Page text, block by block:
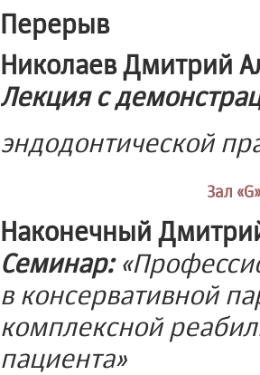
Перерыв
Николаев Дмитрий
Лекция с
эндодонтической
Зал
Наконечный
Семинар:
в консервативной
комплексной
пациента»